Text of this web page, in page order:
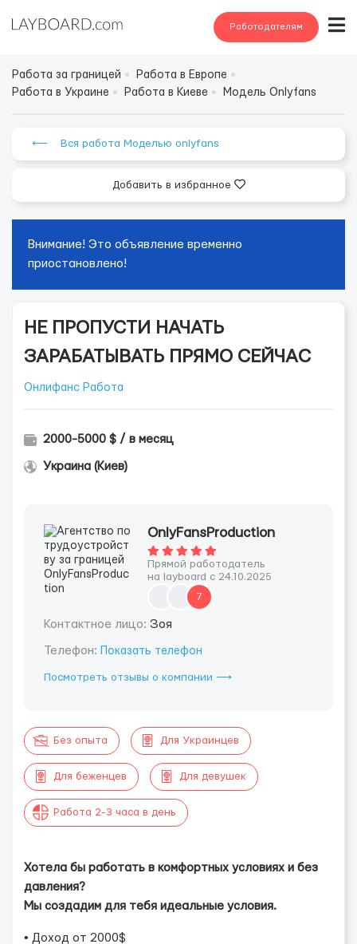
Работодателям
Работа за границей
Работа в Европе
Работа в Украине
Работа в Киеве Модель Onlyfans
⟵ Вся работа Моделью onlyfans
Добавить в избранное
Внимание! Это объявление временно
приостановлено!
НЕ ПРОПУСТИ НАЧАТЬ
ЗАРАБАТЫВАТЬ ПРЯМО СЕЙЧАС
Онлифанс Работа
2000-5000 $ / в месяц
Украина (Киев)
OnlyFansProduction
Прямой работодатель
на layboard с 24.10.2025
7
Контактное лицо: Зоя
Телефон: Показать телефон
Посмотреть отзывы о компании ⟶
Без опыта Для Украинцев
Для беженцев Для девушек
Работа 2-3 часа в день
Хотела бы работать в комфортных условиях и без
давления?
Мы создадим для тебя идеальные условия.
• Доход от 2000$